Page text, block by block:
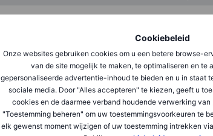
Cookiebeleid
Onze websites gebruiken cookies om u een betere browse-
van de site mogelijk te maken, te optimaliseren en te
gepersonaliseerde advertentie-inhoud te bieden en u in staat
sociale media. Door "Alles accepteren" te kiezen, geeft u
cookies en de daarmee verband houdende verwerking
"Toestemming beheren" om uw toestemmingsvoorkeuren te
elk gewenst moment wijzigen of uw toestemming intrekken
XXXXXXX
XXXXXXX
XXXXXXX
XXXXXXX